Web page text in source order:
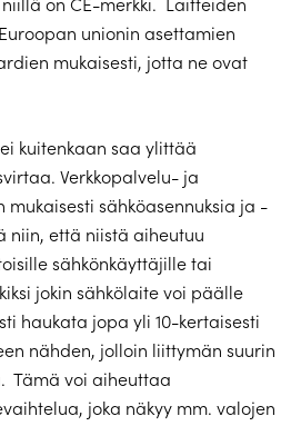
unionin asettamien
mukaisesti, jotta ne ovat
kuitenkaan saa ylittää
Verkkopalvelu- ja
mukaisesti sähköasennuksia ja -
niin, että niistä aiheutuu
sähkönkäyttäjille tai
jokin sähkölaite voi päälle
haukata jopa yli 10-kertaisesti
nähden, jolloin liittymän suurin
Tämä voi aiheuttaa
joka näkyy mm. valojen